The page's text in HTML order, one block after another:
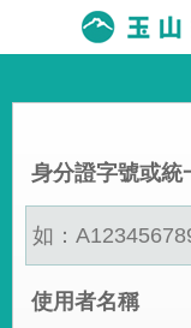
身分證字號或統
使用者名稱